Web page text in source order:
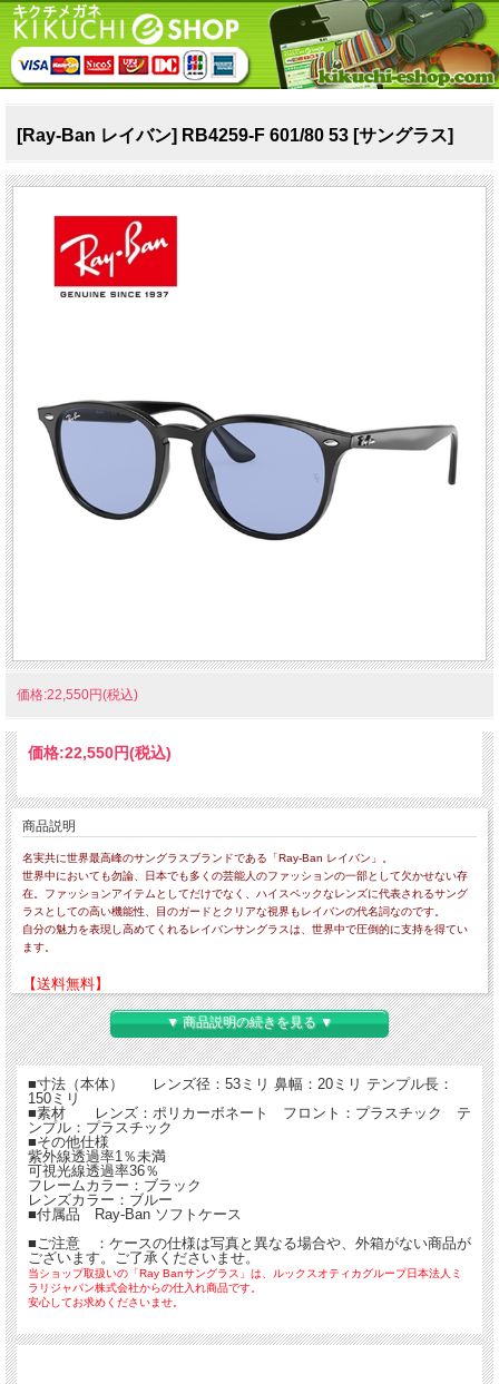
[Ray-Ban レイバン] RB4259-F 601/80 53 [サングラス]
価格:22,550円(税込)
価格:22,550円(税込)
商品説明
名実共に世界最高峰のサングラスブランドである「Ray-Ban レイバン」。
世界中においても勿論、日本でも多くの芸能人のファッションの一部として欠かせない存
在。ファッションアイテムとしてだけでなく、ハイスペックなレンズに代表されるサング
ラスとしての高い機能性、目のガードとクリアな視界もレイバンの代名詞なのです。
自分の魅力を表現し高めてくれるレイバンサングラスは、世界中で圧倒的に支持を得てい
ます。
【送料無料】
▼ 商品説明の続きを見る ▼
■寸法（本体） レンズ径：53ミリ 鼻幅：20ミリ テンプル長：
150ミリ
■素材 レンズ：ポリカーボネート フロント：プラスチック テ
ンプル：プラスチック
■その他仕様
紫外線透過率1％未満
可視光線透過率36％
フレームカラー：ブラック
レンズカラー：ブルー
■付属品 Ray-Ban ソフトケース
■ご注意 ：ケースの仕様は写真と異なる場合や、外箱がない商品が
ございます。ご了承くださいませ。
当ショップ取扱いの「Ray Banサングラス」は、ルックスオティカグループ日本法人ミ
ラリジャパン株式会社からの仕入れ商品です。
安心してお求めくださいませ。